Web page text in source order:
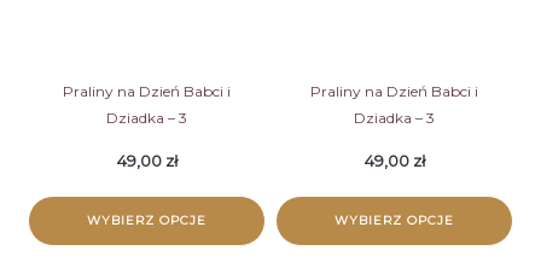
Praliny na Dzień Babci i
Dziadka – 3
49,00 zł
WYBIERZ OPCJE
Praliny na Dzień Babci i
Dziadka – 3
49,00 zł
WYBIERZ OPCJE